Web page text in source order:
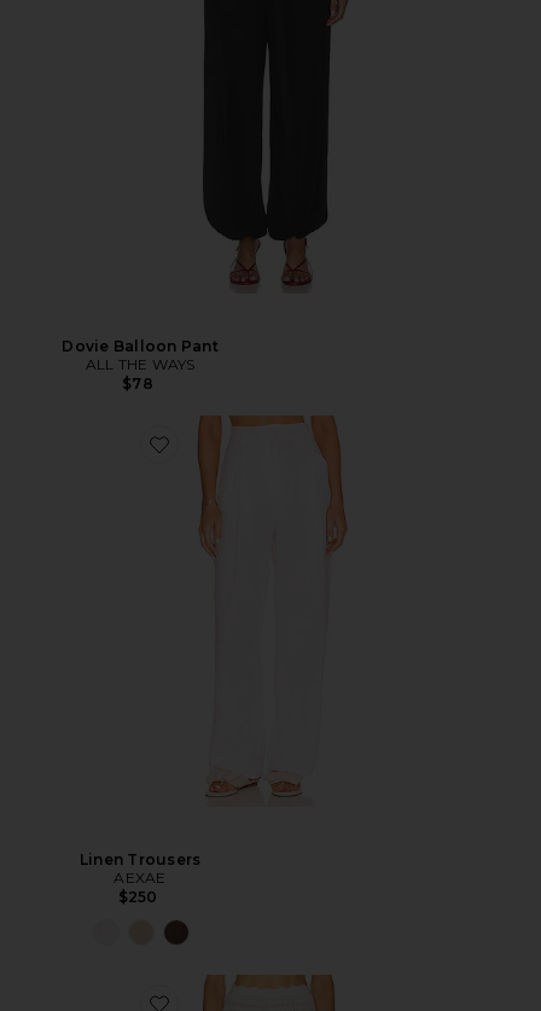
Dovie Balloon Pant
ALL THE WAYS
$78
Linen Trousers
AEXAE
$250